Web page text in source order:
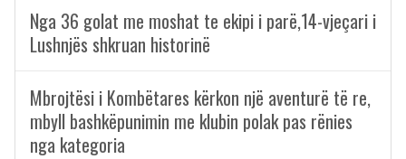
Nga 36 golat me moshat te ekipi i parë,14-vjeçari i
Lushnjës shkruan historinë
Mbrojtësi i Kombëtares kërkon një aventurë të re,
mbyll bashkëpunimin me klubin polak pas rënies
nga kategoria